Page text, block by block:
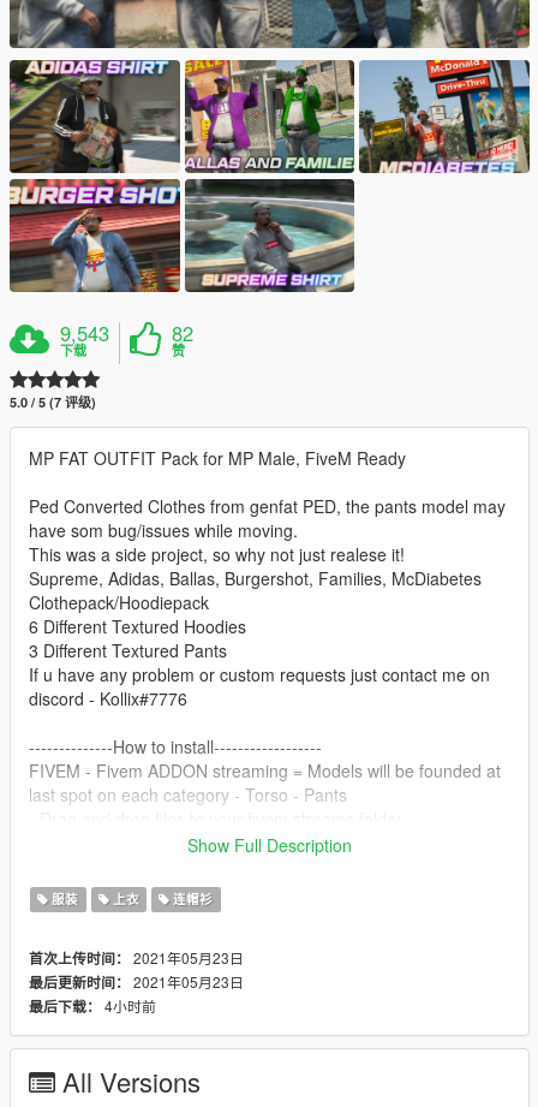
9,543
下载
82
赞
5.0 / 5 (7 评级)
MP FAT OUTFIT Pack for MP Male, FiveM Ready
Ped Converted Clothes from genfat PED, the pants model may
have som bug/issues while moving.
This was a side project, so why not just realese it!
Supreme, Adidas, Ballas, Burgershot, Families, McDiabetes
Clothepack/Hoodiepack
6 Different Textured Hoodies
3 Different Textured Pants
If u have any problem or custom requests just contact me on
discord - Kollix#7776
--------------How to install------------------
FIVEM - Fivem ADDON streaming = Models will be founded at
last spot on each category - Torso - Pants
SINGLEPLAYER
-Search in openiv -
some jbib.ydd and replace them with the new files. And replace
all the jbib_diff_?_uni.ytd and
do the same with the pants - Lowr..
Done!
Contact:
Show Full Description
服装 上衣 连帽衫
首次上传时间： 2021年05月23日
最后更新时间： 2021年05月23日
最后下载： 4小时前
All Versions